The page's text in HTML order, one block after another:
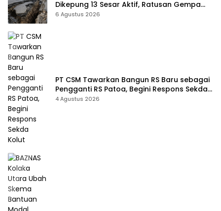
Dikepung 13 Sesar Aktif, Ratusan Gempa
Sudah Terekam
6 Agustus 2026
PT CSM Tawarkan Bangun RS Baru sebagai
Pengganti RS Patoa, Begini Respons Sekda
Kolut
4 Agustus 2026